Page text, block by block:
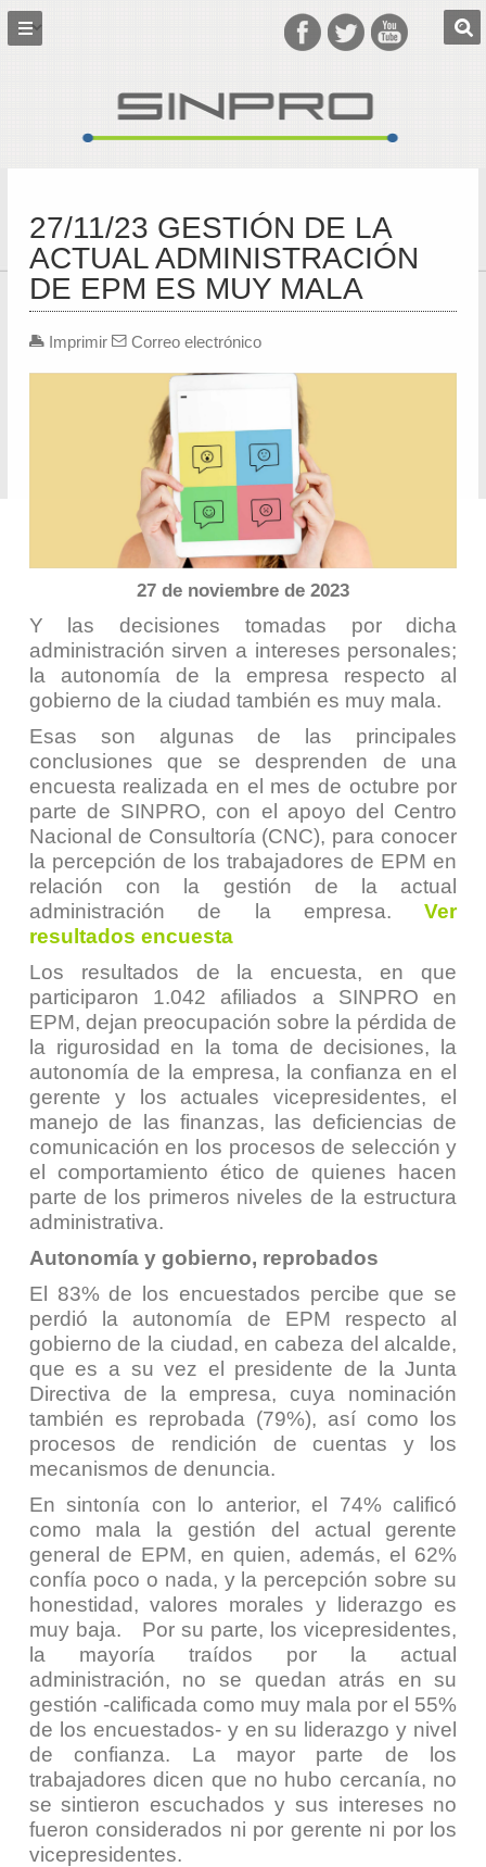
27/11/23 GESTIÓN DE LA
ACTUAL ADMINISTRACIÓN
DE EPM ES MUY MALA
Imprimir Correo electrónico
27 de noviembre de 2023
Y las decisiones tomadas por dicha
administración sirven a intereses personales;
la autonomía de la empresa respecto al
gobierno de la ciudad también es muy mala.
Esas son algunas de las principales
conclusiones que se desprenden de una
encuesta realizada en el mes de octubre por
parte de SINPRO, con el apoyo del Centro
Nacional de Consultoría (CNC), para conocer
la percepción de los trabajadores de EPM en
relación con la gestión de la actual
administración de la empresa.Ver
resultados encuesta
Los resultados de la encuesta, en que
participaron 1.042 afiliados a SINPRO en
EPM, dejan preocupación sobre la pérdida de
la rigurosidad en la toma de decisiones, la
autonomía de la empresa, la confianza en el
gerente y los actuales vicepresidentes, el
manejo de las finanzas, las deficiencias de
comunicación en los procesos de selección y
el comportamiento ético de quienes hacen
parte de los primeros niveles de la estructura
administrativa.
Autonomía y gobierno, reprobados
El 83% de los encuestados percibe que se
perdió la autonomía de EPM respecto al
gobierno de la ciudad, en cabeza del alcalde,
que es a su vez el presidente de la Junta
Directiva de la empresa, cuya nominación
también es reprobada (79%), así como los
procesos de rendición de cuentas y los
mecanismos de denuncia.
En sintonía con lo anterior, el 74% calificó
como mala la gestión del actual gerente
general de EPM, en quien, además, el 62%
confía poco o nada, y la percepción sobre su
honestidad, valores morales y liderazgo es
muy baja. Por su parte, los vicepresidentes,
la mayoría traídos por la actual
administración, no se quedan atrás en su
gestión -calificada como muy mala por el 55%
de los encuestados- y en su liderazgo y nivel
de confianza. La mayor parte de los
trabajadores dicen que no hubo cercanía, no
se sintieron escuchados y sus intereses no
fueron considerados ni por gerente ni por los
vicepresidentes.